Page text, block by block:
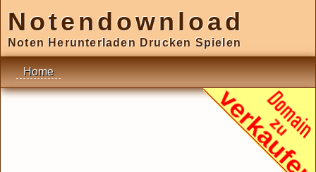
Notendownload
Noten Herunterladen Drucken Spielen
Home